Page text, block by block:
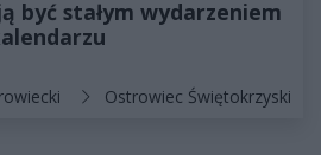
być stałym wydarzeniem
Ostrowiec Świętokrzyski